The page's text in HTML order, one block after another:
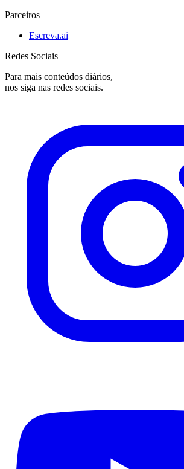
Parceiros
Escreva.ai
Redes Sociais
Para mais conteúdos diários,
nos siga nas redes sociais.